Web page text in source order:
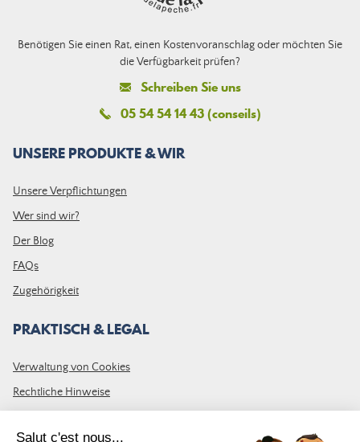
Benötigen Sie einen Rat, einen Kostenvoranschlag oder möchten Sie
die Verfügbarkeit prüfen?
Schreiben Sie uns
05 54 54 14 43 (conseils)
UNSERE PRODUKTE & WIR
Unsere Verpflichtungen
Wer sind wir?
Der Blog
FAQs
Zugehörigkeit
PRAKTISCH & LEGAL
Verwaltung von Cookies
Rechtliche Hinweise